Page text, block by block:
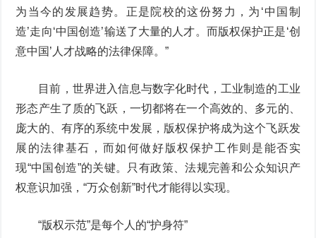
为当今的发展趋势。正是院校的这份努力，为‘中国制
造’走向‘中国创造’输送了大量的人才。而版权保护正是‘创
意中国’人才战略的法律保障。”
目前，世界进入信息与数字化时代，工业制造的工业
形态产生了质的飞跃，一切都将在一个高效的、多元的、
庞大的、有序的系统中发展，版权保护将成为这个飞跃发
展的法律基石，而如何做好版权保护工作则是能否实
现“中国创造”的关键。只有政策、法规完善和公众知识产
权意识加强，“万众创新”时代才能得以实现。
“版权示范”是每个人的“护身符”